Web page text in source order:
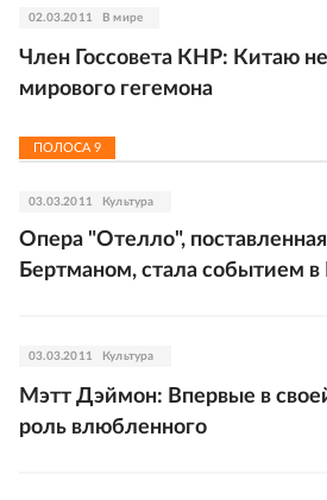
02.03.2011 В мире
Член Госсовета КНР: Китаю
мирового гегемона
ПОЛОСА 9
03.03.2011 Культура
Опера "Отелло",
Бертманом, стала событием
03.03.2011 Культура
Мэтт Дэймон: Впервые в
роль влюбленного